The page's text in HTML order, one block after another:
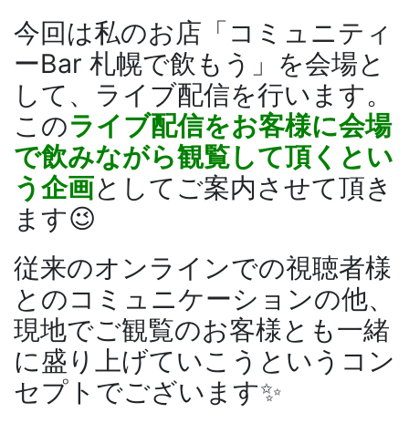
今回は私のお店「コミュニティ
ーBar 札幌で飲もう」を会場と
して、ライブ配信を行います。
このライブ配信をお客様に会場
で飲みながら観覧して頂くとい
う企画としてご案内させて頂き
ます😉
従来のオンラインでの視聴者様
とのコミュニケーションの他、
現地でご観覧のお客様とも一緒
に盛り上げていこうというコン
セプトでございます✨